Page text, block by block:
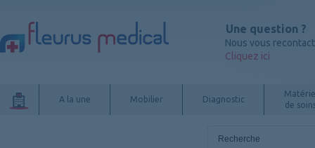
Une question ?
Nous vous
Cliquez ici
A la une Mobilier Diagnostic
de